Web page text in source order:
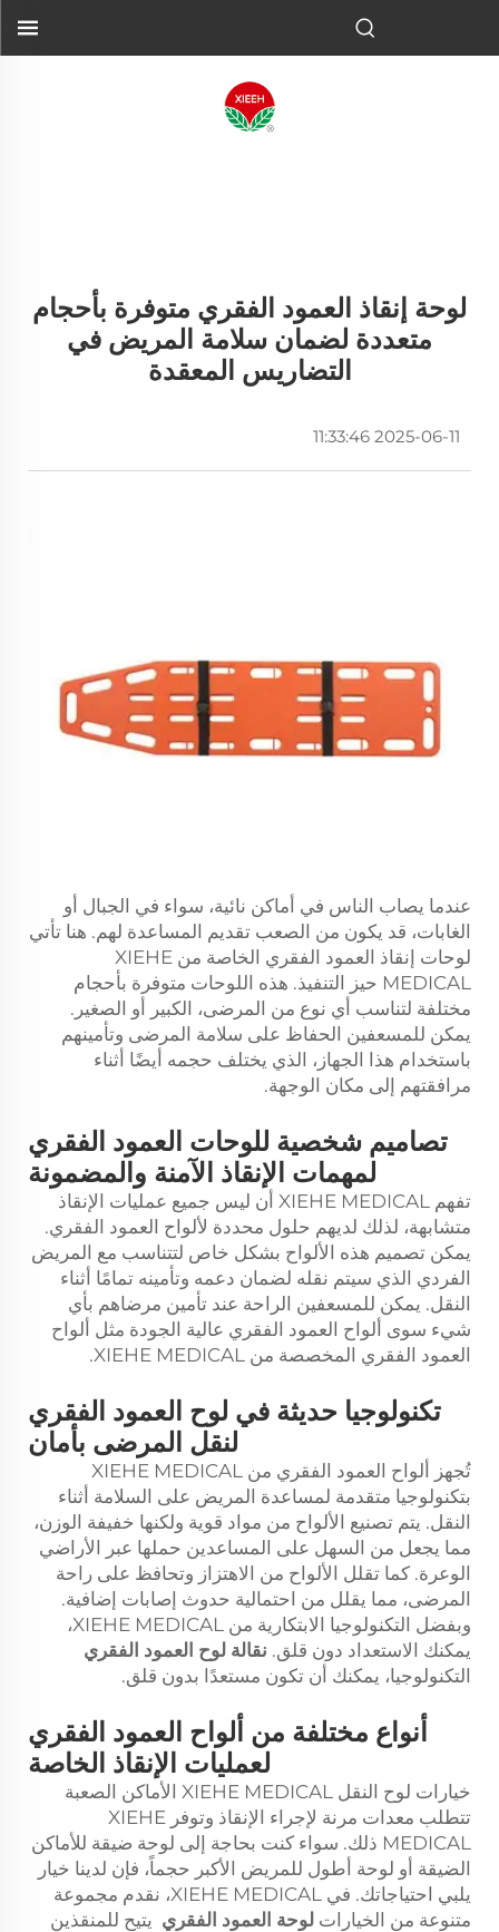
لوحة إنقاذ العمود الفقري متوفرة بأحجام
متعددة لضمان سلامة المريض في
التضاريس المعقدة
2025-06-11 11:33:46
عندما يصاب الناس في أماكن نائية، سواء في الجبال أو
الغابات، قد يكون من الصعب تقديم المساعدة لهم. هنا تأتي
لوحات إنقاذ العمود الفقري الخاصة من XIEHE
MEDICAL حيز التنفيذ. هذه اللوحات متوفرة بأحجام
مختلفة لتناسب أي نوع من المرضى، الكبير أو الصغير.
يمكن للمسعفين الحفاظ على سلامة المرضى وتأمينهم
باستخدام هذا الجهاز، الذي يختلف حجمه أيضًا أثناء
مرافقتهم إلى مكان الوجهة.
تصاميم شخصية للوحات العمود الفقري
لمهمات الإنقاذ الآمنة والمضمونة
تفهم XIEHE MEDICAL أن ليس جميع عمليات الإنقاذ
متشابهة، لذلك لديهم حلول محددة لألواح العمود الفقري.
يمكن تصميم هذه الألواح بشكل خاص لتتناسب مع المريض
الفردي الذي سيتم نقله لضمان دعمه وتأمينه تمامًا أثناء
النقل. يمكن للمسعفين الراحة عند تأمين مرضاهم بأي
شيء سوى ألواح العمود الفقري عالية الجودة مثل ألواح
العمود الفقري المخصصة من XIEHE MEDICAL.
تكنولوجيا حديثة في لوح العمود الفقري
لنقل المرضى بأمان
تُجهز ألواح العمود الفقري من XIEHE MEDICAL
بتكنولوجيا متقدمة لمساعدة المريض على السلامة أثناء
النقل. يتم تصنيع الألواح من مواد قوية ولكنها خفيفة الوزن،
مما يجعل من السهل على المساعدين حملها عبر الأراضي
الوعرة. كما تقلل الألواح من الاهتزاز وتحافظ على راحة
المرضى، مما يقلل من احتمالية حدوث إصابات إضافية.
وبفضل التكنولوجيا الابتكارية من XIEHE MEDICAL،
يمكنك الاستعداد دون قلق. نقالة لوح العمود الفقري
التكنولوجيا، يمكنك أن تكون مستعدًا بدون قلق.
أنواع مختلفة من ألواح العمود الفقري
لعمليات الإنقاذ الخاصة
خيارات لوح النقل XIEHE MEDICAL الأماكن الصعبة
تتطلب معدات مرنة لإجراء الإنقاذ وتوفر XIEHE
MEDICAL ذلك. سواء كنت بحاجة إلى لوحة ضيقة للأماكن
الضيقة أو لوحة أطول للمريض الأكبر حجماً، فإن لدينا خيار
يلبي احتياجاتك. في XIEHE MEDICAL، نقدم مجموعة
متنوعة من الخيارات لوحة العمود الفقري يتيح للمنقذين